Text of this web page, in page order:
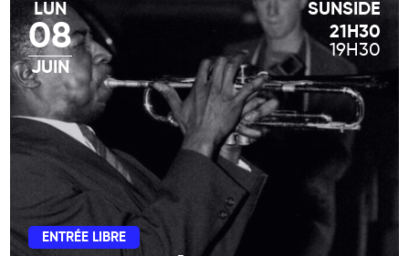
LUN
08
JUIN
SUNSIDE
21H30
19H30
ENTRÉE LIBRE